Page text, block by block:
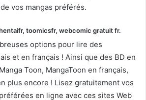
vos mangas préférés.
toomicsfr, webcomic gratuit fr.
options pour lire des
et en français ! Ainsi que des BD en
Toon, MangaToon en français,
plus encore ! Lisez gratuitement vos
en ligne avec ces sites Web